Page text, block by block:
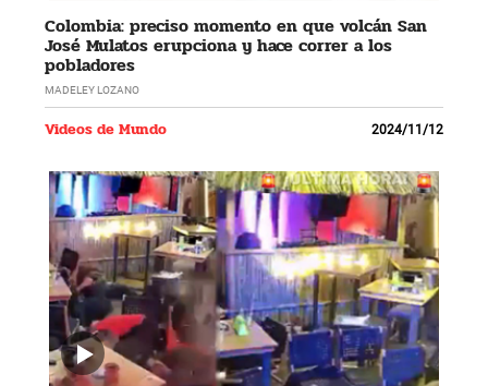
Colombia: preciso momento en que volcán San
José Mulatos erupciona y hace correr a los
pobladores
MADELEY LOZANO
Videos de Mundo 2024/11/12